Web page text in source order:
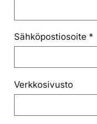
Sähköpostiosoite *
Verkkosivusto